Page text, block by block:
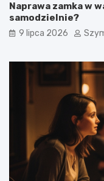
Naprawa zamka w
samodzielnie?
9 lipca 2026